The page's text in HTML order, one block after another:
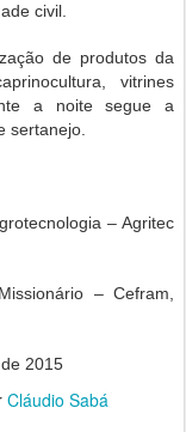
civil.
de produtos da
vitrines
a noite segue a
sertanejo.
– Agritec
– Cefram,
2015
Cláudio Sabá